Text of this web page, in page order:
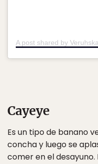
A post shared by
Cayeye
Es un tipo de banano
concha y luego se
comer en el